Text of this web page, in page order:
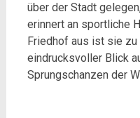
über der Stadt
erinnert an sportliche
Friedhof aus ist sie
eindrucksvoller Blick
Sprungschanzen der